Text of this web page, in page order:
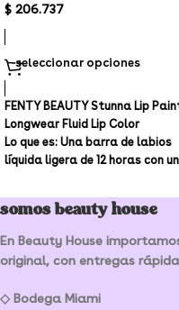
$ 206.737
seleccionar opciones
FENTY BEAUTY Stunna Lip
Longwear Fluid Lip Color
Lo que es: Una barra de labios
líquida ligera de 12 horas con un
en una gama de tonos
que se ven increíbles en todos
somos beauty house
En Beauty House
original, con entregas
◇ Bodega Miami